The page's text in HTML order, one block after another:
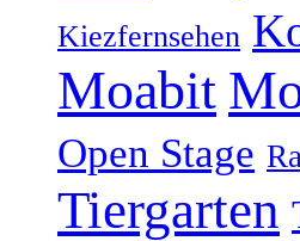
Kiezfernsehen
Moabit
Open Stage
Tiergarten